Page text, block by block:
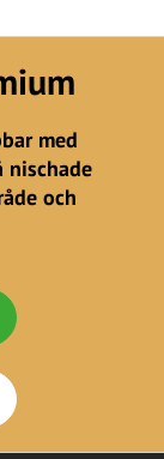
med
nischade
och